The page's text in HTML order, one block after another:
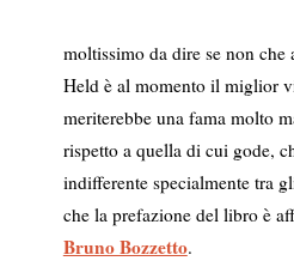
moltissimo da dire se non che
Held è al momento il miglior
meriterebbe una fama molto
rispetto a quella di cui gode,
indifferente specialmente tra
che la prefazione del libro è
Bruno Bozzetto.